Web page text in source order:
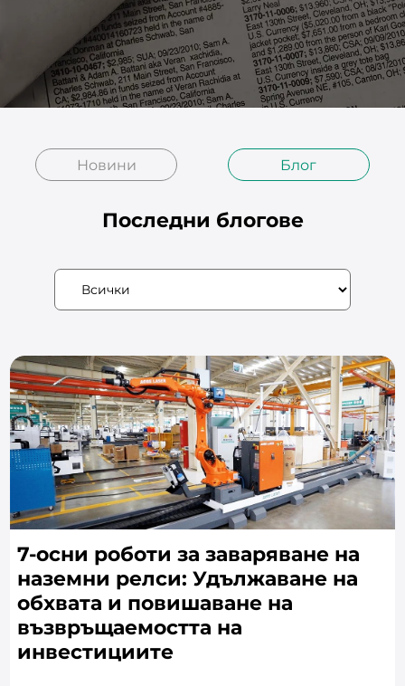
Новини Блог
Последни блогове
7-осни роботи за заваряване на
наземни релси: Удължаване на
обхвата и повишаване на
възвръщаемостта на
инвестициите